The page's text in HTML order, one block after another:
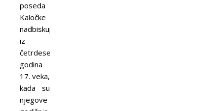
poseda
Kaločke
nadbiskupije
iz
četrdesetih
godina
17. veka,
kada su
njegove